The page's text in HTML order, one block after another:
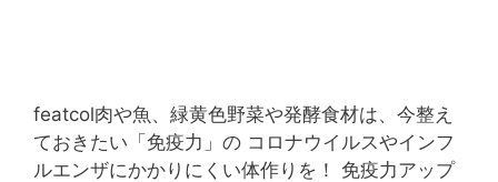
featcol肉や魚、緑黄色野菜や発酵食材は、今整え
ておきたい「免疫力」の コロナウイルスやインフ
ルエンザにかかりにくい体作りを！ 免疫力アップ